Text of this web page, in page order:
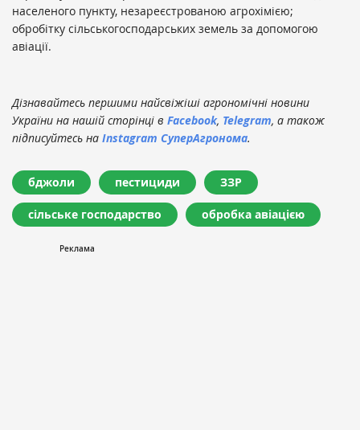
населеного пункту, незареєстрованою агрохімією;
обробітку сільськогосподарських земель за допомогою
авіації.
Дізнавайтесь першими найсвіжіші агрономічні новини
України на нашій сторінці в Facebook, Telegram, а також
підписуйтесь на Instagram СуперАгронома.
бджоли пестициди ЗЗР
сільське господарство обробка авіацією